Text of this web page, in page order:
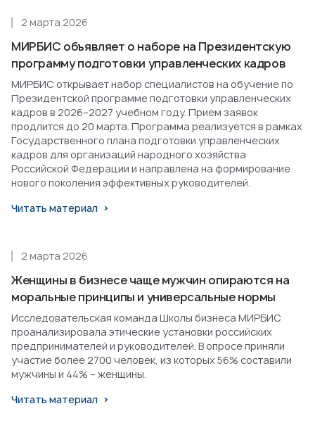
МИРБИС объявляет о наборе на Президентскую
программу подготовки управленческих кадров
2 марта 2026
МИРБИС открывает набор специалистов на обучение по
Президентской программе подготовки управленческих
кадров в 2026–2027 учебном году. Прием заявок
продлится до 20 марта. Программа реализуется в рамках
Государственного плана подготовки управленческих
кадров для организаций народного хозяйства
Российской Федерации и направлена на формирование
нового поколения эффективных руководителей.
Читать материал
Женщины в бизнесе чаще мужчин опираются на
моральные принципы и универсальные нормы
2 марта 2026
Исследовательская команда Школы бизнеса МИРБИС
проанализировала этические установки российских
предпринимателей и руководителей. В опросе приняли
участие более 2700 человек, из которых 56% составили
мужчины и 44% – женщины.
Читать материал